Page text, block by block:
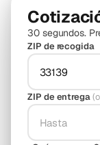
30 segundos.
ZIP de recogida
ZIP de entrega